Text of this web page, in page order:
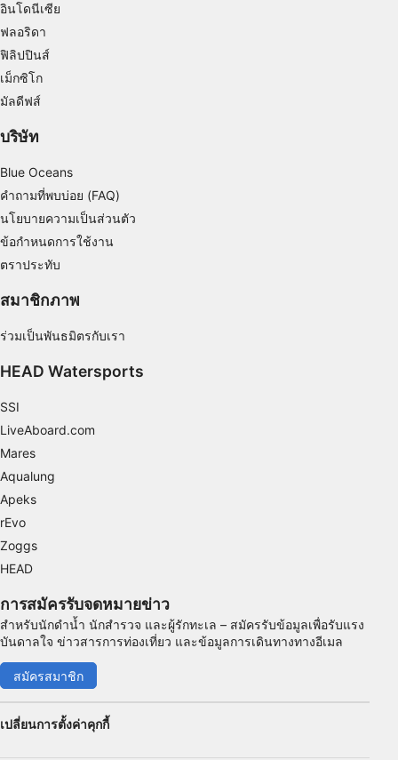
อินโดนีเซีย
ฟลอริดา
ฟิลิปปินส์
เม็กซิโก
มัลดีฟส์
บริษัท
Blue Oceans
คำถามที่พบบ่อย (FAQ)
นโยบายความเป็นส่วนตัว
ข้อกำหนดการใช้งาน
ตราประทับ
สมาชิกภาพ
ร่วมเป็นพันธมิตรกับเรา
HEAD Watersports
SSI
LiveAboard.com
Mares
Aqualung
Apeks
rEvo
Zoggs
HEAD
การสมัครรับจดหมายข่าว
สำหรับนักดำน้ำ นักสำรวจ และผู้รักทะเล – สมัครรับข้อมูลเพื่อรับแรง
บันดาลใจ ข่าวสารการท่องเที่ยว และข้อมูลการเดินทางทางอีเมล
สมัครสมาชิก
เปลี่ยนการตั้งค่าคุกกี้
Use profiles to select personalised
advertising
Create profiles to personalise content
Use profiles to select personalised content
Measure advertising performance
Measure content performance
Understand audiences through statistics or
combinations of data from different sources
Develop and improve services
Use limited data to select content
คุณสมบัติพิเศษของ IAB:
วัตถุประสงค์ในการประมวลผลที่ไม่ใช่ของ IAB:
จำเป็น
ประสิทธิภาพการทำงาน
การโฆษณา